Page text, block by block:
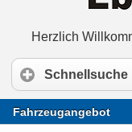
Herzlich
Schnellsuche
Fahrzeugangebot